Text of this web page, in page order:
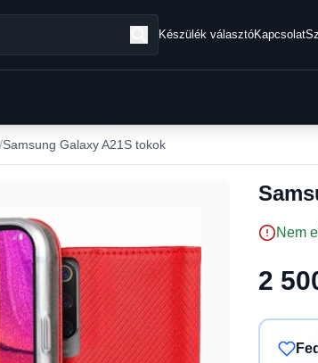
Készülék választóKapcsolat
Samsung Galaxy A21S tokok
Nem
2